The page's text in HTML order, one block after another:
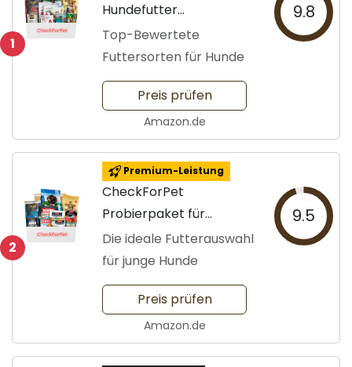
1
Hundefutter
Probierpaket für
Erwachsene
Top-Bewertete
Futtersorten für Hunde
9.8
Preis prüfen
Amazon.de
2
Premium-Leistung
CheckForPet
Probierpaket für
Welpen
Die ideale Futterauswahl
für junge Hunde
9.5
Preis prüfen
Amazon.de